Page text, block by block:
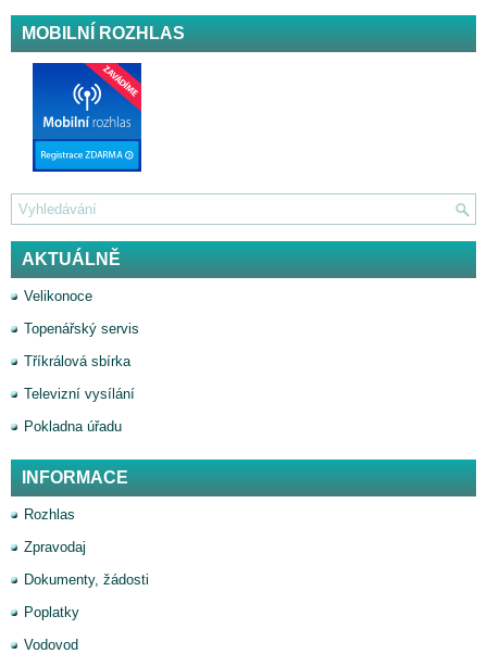
MOBILNÍ ROZHLAS
AKTUÁLNĚ
Velikonoce
Topenářský servis
Tříkrálová sbírka
Televizní vysílání
Pokladna úřadu
INFORMACE
Rozhlas
Zpravodaj
Dokumenty, žádosti
Poplatky
Vodovod